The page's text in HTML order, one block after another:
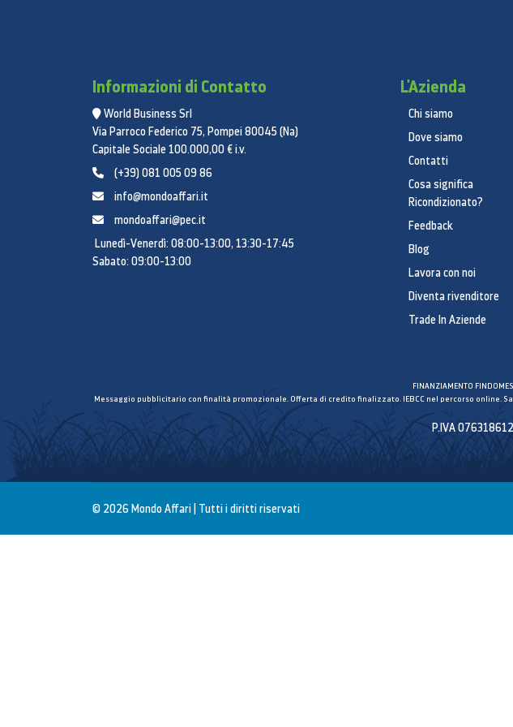
Informazioni di Contatto
World Business Srl
Via Parroco Federico 75, Pompei 80045 (Na)
Capitale Sociale 100.000,00 € i.v.
(+39) 081 005 09 86
info@mondoaffari.it
mondoaffari@pec.it
Lunedì-Venerdì: 08:00-13:00, 13:30-17:45
Sabato: 09:00-13:00
L'Azienda
Chi siamo
Dove siamo
Contatti
Cosa significa
Ricondizionato?
Feedback
Blog
Lavora con noi
Diventa rivenditore
Trade In Aziende
FINANZIAMENTO
Messaggio pubblicitario con finalità promozionale. Offerta di credito finalizzato. IEBCC nel percorso online.
P.IVA
© 2026 Mondo Affari | Tutti i diritti riservati